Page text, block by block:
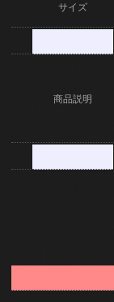
サイズ
商品説明